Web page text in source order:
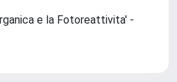
e la Fotoreattivita' -